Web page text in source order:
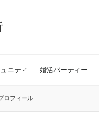
ニティ 婚活パーティー
ロフィール